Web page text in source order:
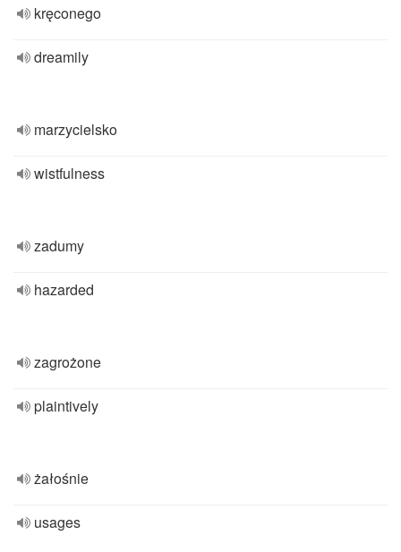
kręconego
dreamily
marzycielsko
wistfulness
zadumy
hazarded
zagrożone
plaintively
żałośnie
usages